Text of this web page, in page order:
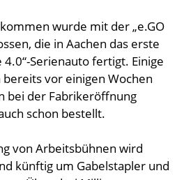
wurde mit der „e.GO
die in Aachen das erste
Serienauto fertigt. Einige
vor einigen Wochen
bei der Fabrikeröffnung
schon bestellt.
von Arbeitsbühnen wird
künftig um Gabelstapler und